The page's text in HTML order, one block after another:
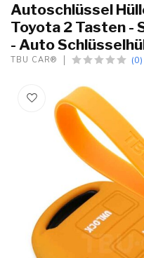
Autoschlüssel
Toyota 2 Tasten -
- Auto
TBU CAR® (0)